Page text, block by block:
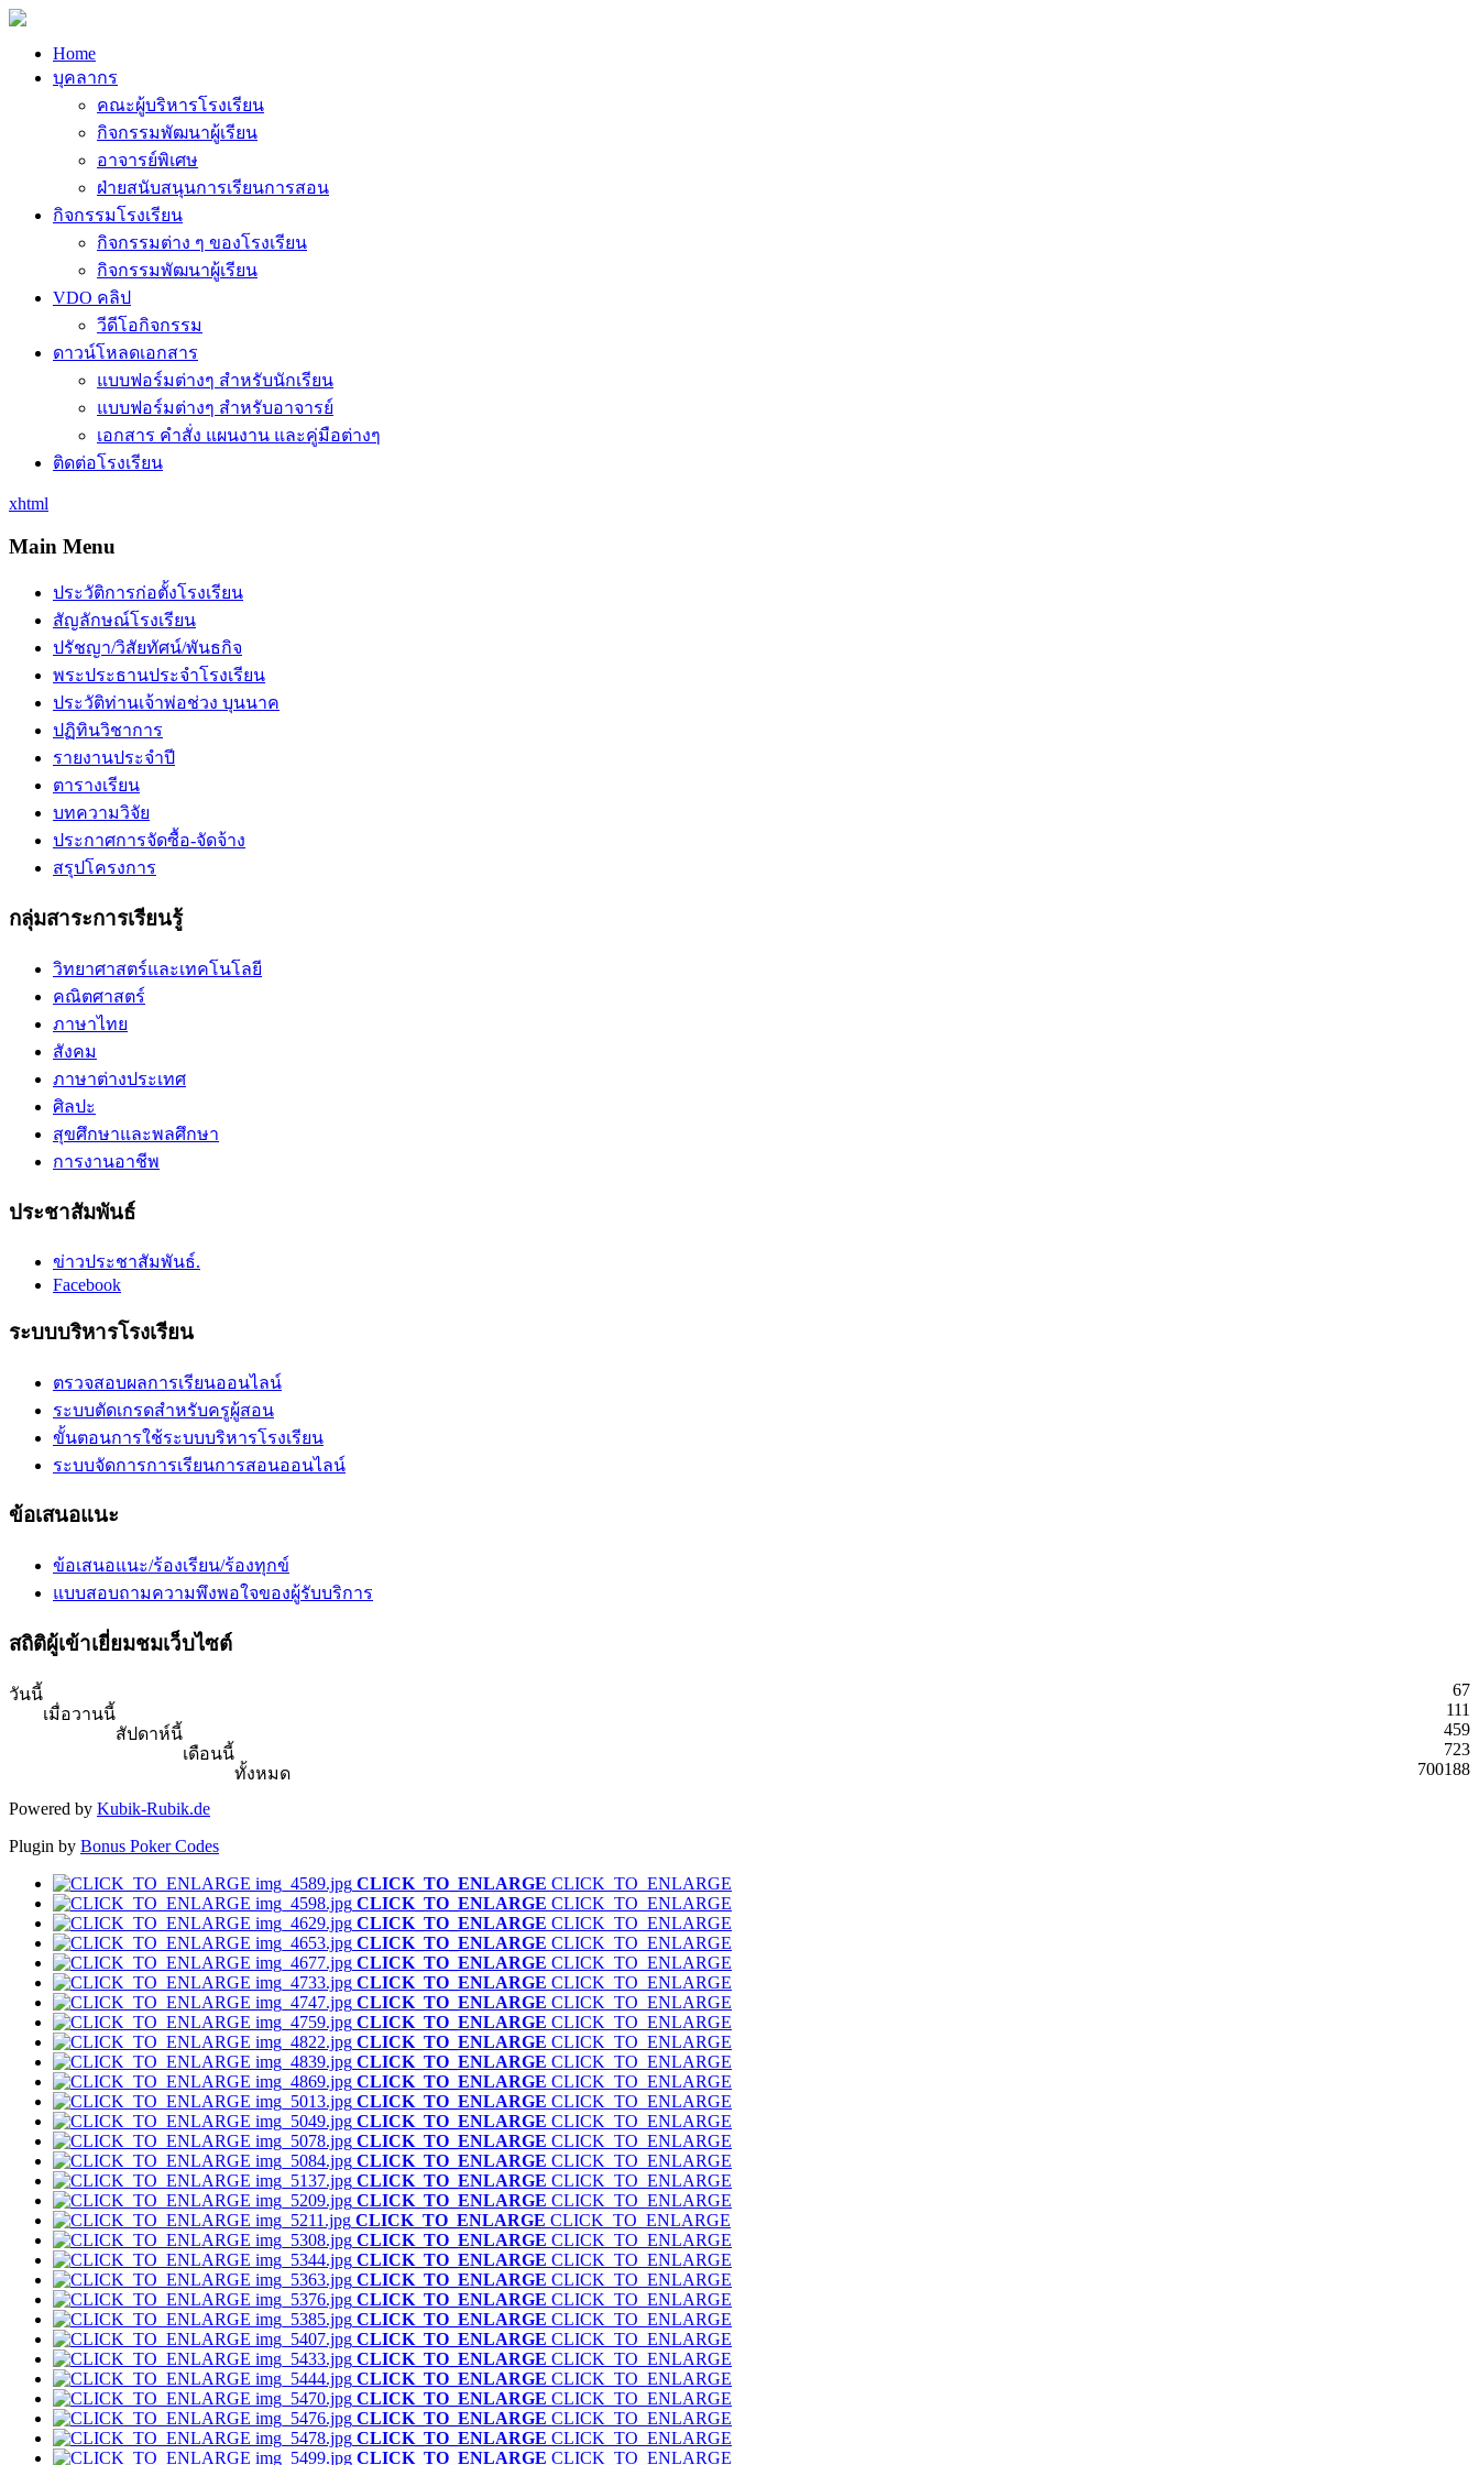
Home
บุคลากร
คณะผู้บริหารโรงเรียน
กิจกรรมพัฒนาผู้เรียน
อาจารย์พิเศษ
ฝ่ายสนับสนุนการเรียนการสอน
กิจกรรมโรงเรียน
กิจกรรมต่าง ๆ ของโรงเรียน
กิจกรรมพัฒนาผู้เรียน
VDO คลิป
วีดีโอกิจกรรม
ดาวน์โหลดเอกสาร
แบบฟอร์มต่างๆ สำหรับนักเรียน
แบบฟอร์มต่างๆ สำหรับอาจารย์
เอกสาร คำสั่ง แผนงาน และคู่มือต่างๆ
ติดต่อโรงเรียน
xhtml
Main Menu
ประวัติการก่อตั้งโรงเรียน
สัญลักษณ์โรงเรียน
ปรัชญา/วิสัยทัศน์/พันธกิจ
พระประธานประจำโรงเรียน
ประวัติท่านเจ้าพ่อช่วง บุนนาค
ปฏิทินวิชาการ
รายงานประจำปี
ตารางเรียน
บทความวิจัย
ประกาศการจัดซื้อ-จัดจ้าง
สรุปโครงการ
กลุ่มสาระการเรียนรู้
วิทยาศาสตร์และเทคโนโลยี
คณิตศาสตร์
ภาษาไทย
สังคม
ภาษาต่างประเทศ
ศิลปะ
สุขศึกษาและพลศึกษา
การงานอาชีพ
ประชาสัมพันธ์
ข่าวประชาสัมพันธ์.
Facebook
ระบบบริหารโรงเรียน
ตรวจสอบผลการเรียนออนไลน์
ระบบตัดเกรดสำหรับครูผู้สอน
ขั้นตอนการใช้ระบบบริหารโรงเรียน
ระบบจัดการการเรียนการสอนออนไลน์
ข้อเสนอแนะ
ข้อเสนอแนะ/ร้องเรียน/ร้องทุกข์
แบบสอบถามความพึงพอใจของผู้รับบริการ
สถิติผู้เข้าเยี่ยมชมเว็บไซต์
วันนี้
67
เมื่อวานนี้
111
สัปดาห์นี้
459
เดือนนี้
723
ทั้งหมด
700188
Powered by Kubik-Rubik.de
Plugin by Bonus Poker Codes
CLICK_TO_ENLARGE CLICK_TO_ENLARGE
CLICK_TO_ENLARGE CLICK_TO_ENLARGE
CLICK_TO_ENLARGE CLICK_TO_ENLARGE
CLICK_TO_ENLARGE CLICK_TO_ENLARGE
CLICK_TO_ENLARGE CLICK_TO_ENLARGE
CLICK_TO_ENLARGE CLICK_TO_ENLARGE
CLICK_TO_ENLARGE CLICK_TO_ENLARGE
CLICK_TO_ENLARGE CLICK_TO_ENLARGE
CLICK_TO_ENLARGE CLICK_TO_ENLARGE
CLICK_TO_ENLARGE CLICK_TO_ENLARGE
CLICK_TO_ENLARGE CLICK_TO_ENLARGE
CLICK_TO_ENLARGE CLICK_TO_ENLARGE
CLICK_TO_ENLARGE CLICK_TO_ENLARGE
CLICK_TO_ENLARGE CLICK_TO_ENLARGE
CLICK_TO_ENLARGE CLICK_TO_ENLARGE
CLICK_TO_ENLARGE CLICK_TO_ENLARGE
CLICK_TO_ENLARGE CLICK_TO_ENLARGE
CLICK_TO_ENLARGE CLICK_TO_ENLARGE
CLICK_TO_ENLARGE CLICK_TO_ENLARGE
CLICK_TO_ENLARGE CLICK_TO_ENLARGE
CLICK_TO_ENLARGE CLICK_TO_ENLARGE
CLICK_TO_ENLARGE CLICK_TO_ENLARGE
CLICK_TO_ENLARGE CLICK_TO_ENLARGE
CLICK_TO_ENLARGE CLICK_TO_ENLARGE
CLICK_TO_ENLARGE CLICK_TO_ENLARGE
CLICK_TO_ENLARGE CLICK_TO_ENLARGE
CLICK_TO_ENLARGE CLICK_TO_ENLARGE
CLICK_TO_ENLARGE CLICK_TO_ENLARGE
CLICK_TO_ENLARGE CLICK_TO_ENLARGE
CLICK_TO_ENLARGE CLICK_TO_ENLARGE